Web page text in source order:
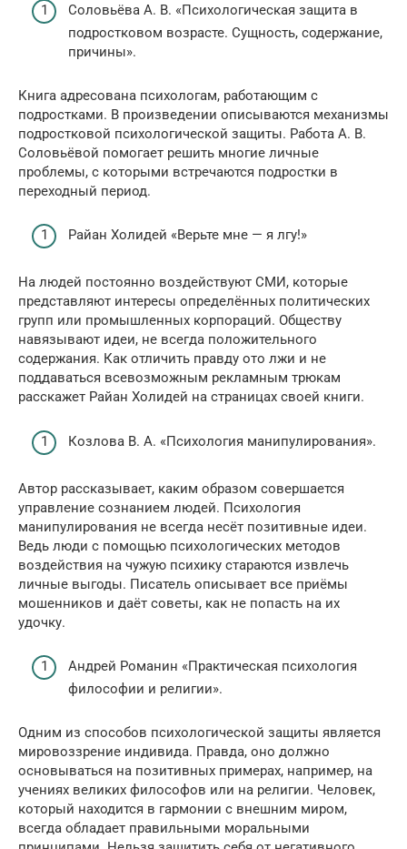
Соловьёва А. В. «Психологическая защита в
подростковом возрасте. Сущность, содержание,
причины».
Книга адресована психологам, работающим с
подростками. В произведении описываются механизмы
подростковой психологической защиты. Работа А. В.
Соловьёвой помогает решить многие личные
проблемы, с которыми встречаются подростки в
переходный период.
Райан Холидей «Верьте мне — я лгу!»
На людей постоянно воздействуют СМИ, которые
представляют интересы определённых политических
групп или промышленных корпораций. Обществу
навязывают идеи, не всегда положительного
содержания. Как отличить правду ото лжи и не
поддаваться всевозможным рекламным трюкам
расскажет Райан Холидей на страницах своей книги.
Козлова В. А. «Психология манипулирования».
Автор рассказывает, каким образом совершается
управление сознанием людей. Психология
манипулирования не всегда несёт позитивные идеи.
Ведь люди с помощью психологических методов
воздействия на чужую психику стараются извлечь
личные выгоды. Писатель описывает все приёмы
мошенников и даёт советы, как не попасть на их
удочку.
Андрей Романин «Практическая психология
философии и религии».
Одним из способов психологической защиты является
мировоззрение индивида. Правда, оно должно
основываться на позитивных примерах, например, на
учениях великих философов или на религии. Человек,
который находится в гармонии с внешним миром,
всегда обладает правильными моральными